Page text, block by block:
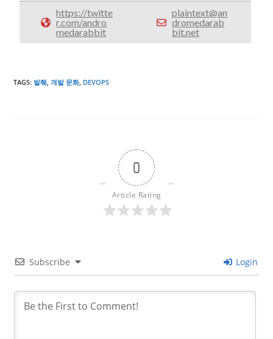
https://twitte
r.com/andro
medarabbit
plaintext@an
dromedarab
bit.net
TAGS: 발췌, 개발 문화, DEVOPS
0
Article Rating
Subscribe Login